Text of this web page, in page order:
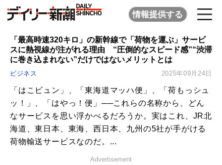
情報提供する
「最高時速320キロ」の新幹線で「荷物を運ぶ」サービ
スに熱視線が注がれる理由 “圧倒的なスピード感”“渋滞
に巻き込まれない”だけではないメリットとは
ビジネス 2025年09月24日
「はこビュン」、「東海道マッハ便」、「荷もっシュ
ッ！」、「はやっ！便」──これらの名称から、どん
なサービスを思い浮かべるだろうか。実はこれ、JR北
海道、東日本、東海、西日本、九州の5社が手がける
荷物輸送サービスなのだ。...
Advertisement